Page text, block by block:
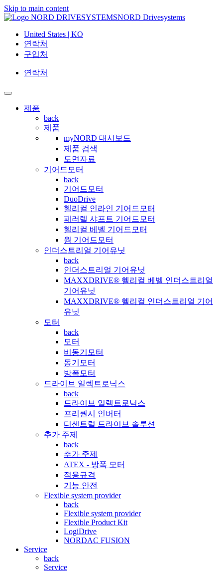
Skip to main content
NORD Drivesystems
United States | KO
연락처
구입처
연락처
제품
back
제품
myNORD 대시보드
제품 검색
도면자료
기어드모터
back
기어드모터
DuoDrive
헬리컬 인라인 기어드모터
페러렐 샤프트 기어드모터
헬리컬 베벨 기어드모터
웜 기어드모터
인더스트리얼 기어유닛
back
인더스트리얼 기어유닛
MAXXDRIVE® 헬리컬 베벨 인더스트리얼
기어유닛
MAXXDRIVE® 헬리컬 인더스트리얼 기어
유닛
모터
back
모터
비동기모터
동기모터
방폭모터
드라이브 일렉트로닉스
back
드라이브 일렉트로닉스
프리퀀시 인버터
디센트럴 드라이브 솔루션
추가 주제
back
추가 주제
ATEX - 방폭 모터
적용규격
기능 안전
Flexible system provider
back
Flexible system provider
Flexible Product Kit
LogiDrive
NORDAC FUSION
Service
back
Service